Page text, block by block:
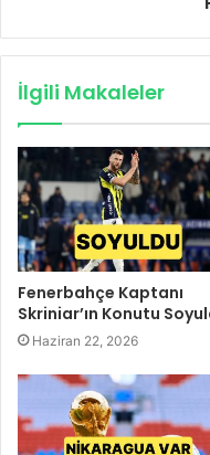
İlgili Makaleler
Fenerbahçe Kaptanı
Skriniar’ın Konutu
Haziran 22, 2026